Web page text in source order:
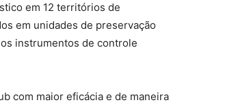
em 12 territórios de
em unidades de preservação
instrumentos de controle
com maior eficácia e de maneira